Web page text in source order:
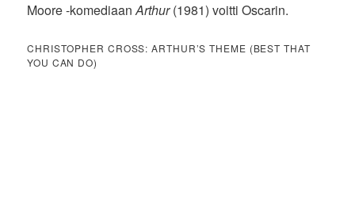
Moore -komediaanArthur(1981) voitti Oscarin.
CHRISTOPHER CROSS: ARTHUR’S THEME (BEST THAT
YOU CAN DO)